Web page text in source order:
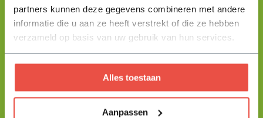
partners kunnen deze gegevens combineren met andere
informatie die u aan ze heeft verstrekt of die ze hebben
verzameld op basis van uw gebruik van hun services.
Alles toestaan
Aanpassen
Help mij kiezen
+31 344 23 44 64
info@flowbo.nl
De beste tuininspiraties per mail
ontvangen?